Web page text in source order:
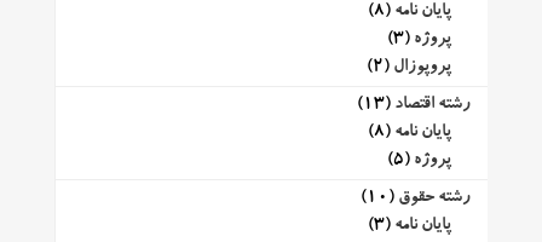
پایان نامه (8)
پروژه (3)
پروپوزال (2)
رشته اقتصاد (13)
پایان نامه (8)
پروژه (5)
رشته حقوق (10)
پایان نامه (3)